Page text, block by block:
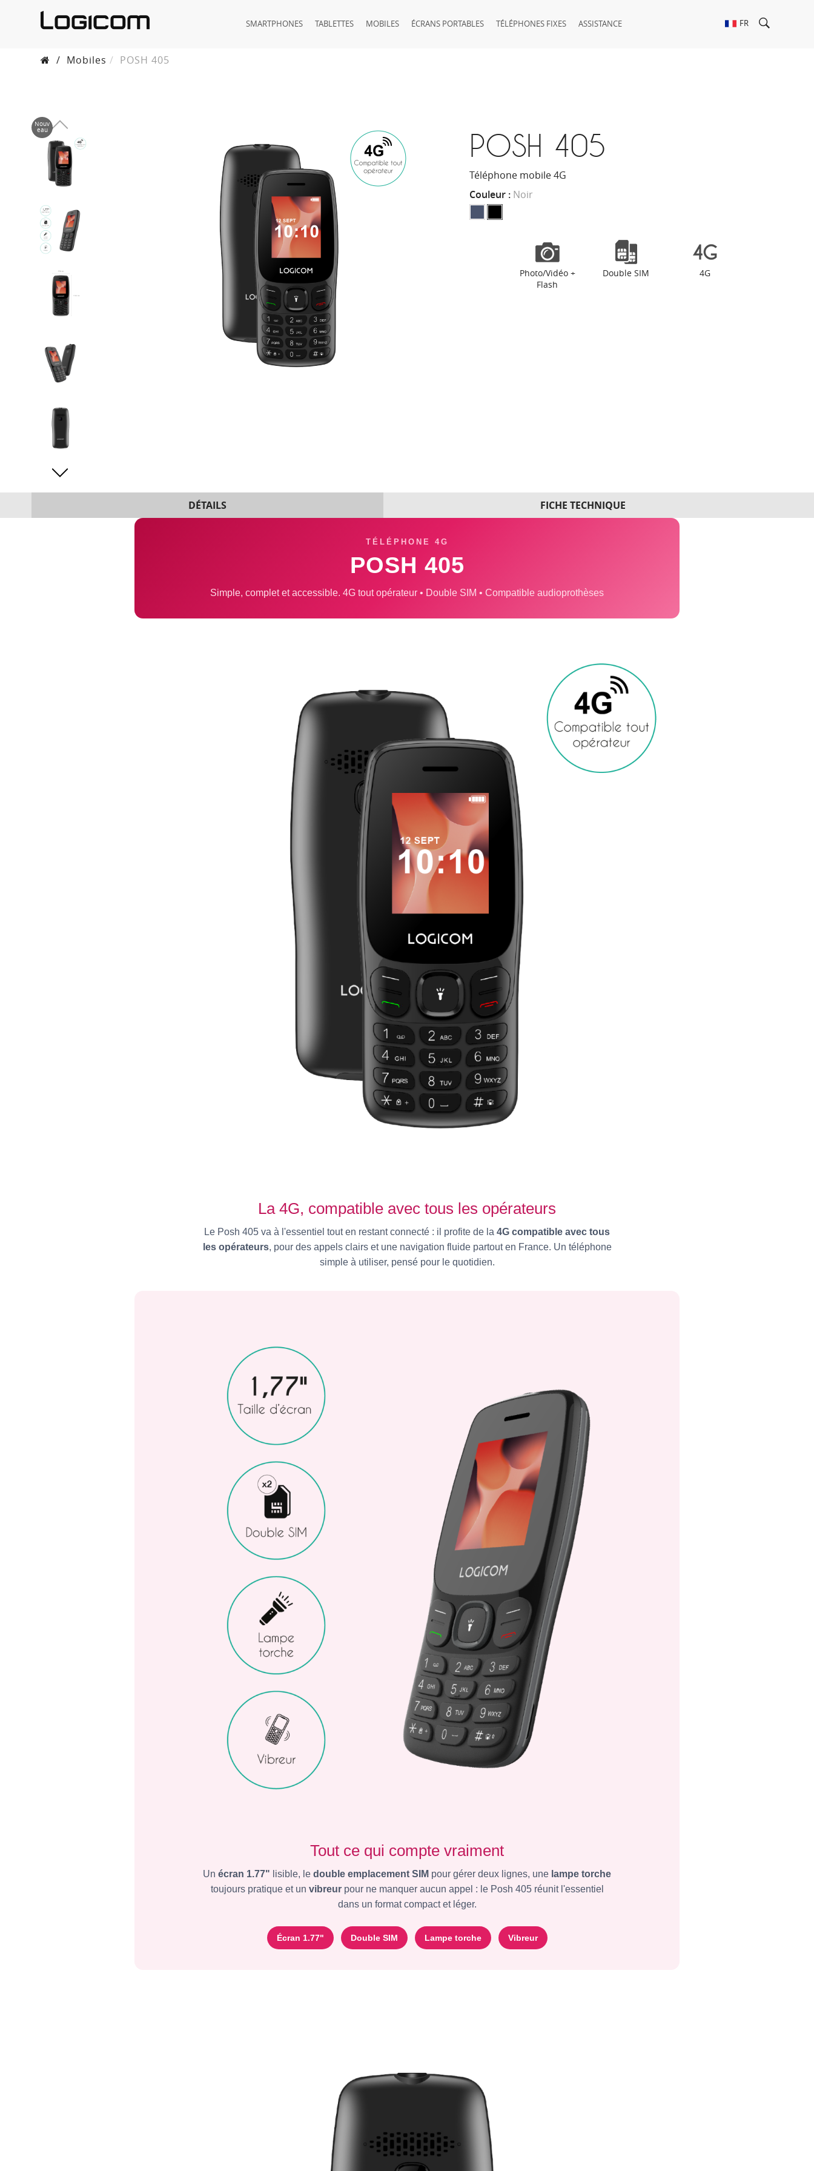
SMARTPHONES TABLETTES MOBILES ÉCRANS PORTABLES TÉLÉPHONES FIXES ASSISTANCE FR
/ Mobiles POSH 405
POSH 405
Téléphone mobile 4G
Couleur : Noir
Nouv
eau
Photo/Vidéo +
Flash
Double SIM 4G
DÉTAILS FICHE TECHNIQUE
TÉLÉPHONE 4G
POSH 405
Simple, complet et accessible. 4G tout opérateur • Double SIM • Compatible audioprothèses
La 4G, compatible avec tous les opérateurs
Le Posh 405 va à l'essentiel tout en restant connecté : il profite de la 4G compatible avec tous
les opérateurs, pour des appels clairs et une navigation fluide partout en France. Un téléphone
simple à utiliser, pensé pour le quotidien.
Tout ce qui compte vraiment
Un écran 1.77" lisible, le double emplacement SIM pour gérer deux lignes, une lampe torche
toujours pratique et un vibreurpour ne manquer aucun appel : le Posh 405 réunit l'essentiel
dans un format compact et léger.
Écran 1.77" Double SIM Lampe torche Vibreur